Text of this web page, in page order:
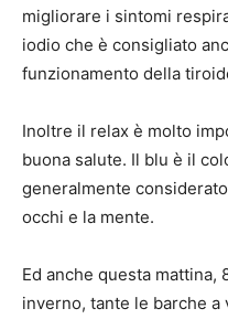
migliorare i sintomi
iodio che è consigliato
funzionamento della
Inoltre il relax è molto
buona salute. Il blu è il
generalmente
occhi e la mente.
Ed anche questa mattina,
inverno, tante le barche